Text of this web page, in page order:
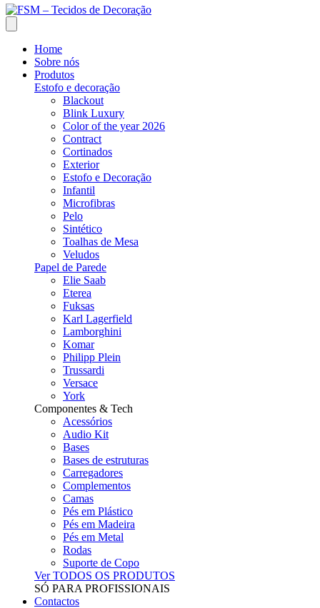
Home
Sobre nós
Produtos
Estofo e decoração
Blackout
Blink Luxury
Color of the year 2026
Contract
Cortinados
Exterior
Estofo e Decoração
Infantil
Microfibras
Pelo
Sintético
Toalhas de Mesa
Veludos
Papel de Parede
Elie Saab
Eterea
Fuksas
Karl Lagerfield
Lamborghini
Komar
Philipp Plein
Trussardi
Versace
York
Componentes & Tech
Acessórios
Audio Kit
Bases
Bases de estruturas
Carregadores
Complementos
Camas
Pés em Plástico
Pés em Madeira
Pés em Metal
Rodas
Suporte de Copo
Ver TODOS OS PRODUTOS
SÓ PARA PROFISSIONAIS
Contactos